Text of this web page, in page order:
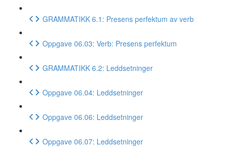
GRAMMATIKK 6.1: Presens perfektum av verb
Oppgave 06.03: Verb: Presens perfektum
GRAMMATIKK 6.2: Leddsetninger
Oppgave 06.04: Leddsetninger
Oppgave 06.06: Leddsetninger
Oppgave 06.07: Leddsetninger